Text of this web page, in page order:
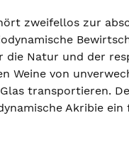
zweifellos zur
Natur und der
Weine von
transportieren.
Akribie ein